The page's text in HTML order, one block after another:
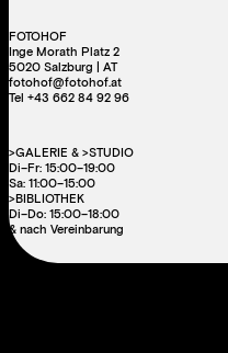
FOTOHOF
Inge Morath Platz 2
5020 Salzburg | AT
fotohof@fotohof.at
Tel +43 662 84 92 96
>GALERIE & >STUDIO
Di–Fr: 15:00–19:00
Sa: 11:00–15:00
>BIBLIOTHEK
Di–Do: 15:00–18:00
& nach Vereinbarung